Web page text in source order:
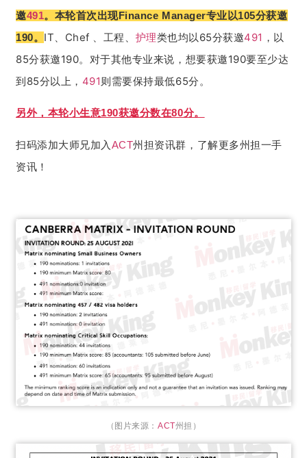
邀491。本轮首次出现Finance Manager专业以105分获邀
190。 IT、Chef 、工程、 护理类也均以65分获邀491 ，以
85分获邀190。对于其他专业来说，想要获邀190要至少达
到85分以上， 491则需要保持最低65分。
另外，本轮小生意190获邀分数在80分。
扫码添加大师兄加入 ACT州担资讯群，了解更多州担一手
资讯！
（图片来源： ACT州担）